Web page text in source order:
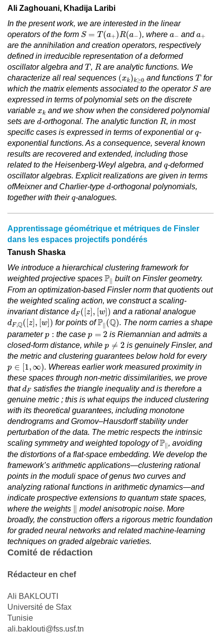
Ali Zaghouani, Khadija Laribi
In the present work, we are interested in the linear
operators of the form S = T(a+)R(a−)
S (a+ R( a− , where a−
a anda+
a +
are the annihilation and creation operators, respectively
defined in irreducible representation of a deformed
oscillator algebra andT
T, R
R are analytic functions. We
characterize all real sequences (xk)k≥0
( ) and functions T
Tfor
which the matrix elements associated to the operator S
Sare
expressed in terms of polynomial sets on the discrete
variable xk
xk and we show when the considered polynomial
sets are d
d-orthogonal. The analytic function R
R, in most
specific cases is expressed in terms of exponential orq
q-
exponential functions. As a consequence, several known
results are recovered and extended, including those
related to the Heisenberg-Weyl algebra, andq
q-deformed
oscillator algebras. Explicit realizations are given in terms
ofMeixner and Charlier-type d
d-orthogonal polynomials,
together with theirq
q-analogues.
Apprentissage géométrique et métriques de Finsler
dans les espaces projectifs pondérés
Tanush Shaska
We introduce a hierarchical clustering framework for
weighted projective spaces P
ℙ built on Finsler geometry.
From an optimization-based Finsler norm that quotients out
the weighted scaling action, we construct a scaling-
invariant distance dF ( [z , [w )
dF ([z ] w ]) and a rational analogue
dF ,Q( [z , [w )
d ℚ([ z [ w]) for points ofP∥ (Q)
ℙ ∥(ℚ). The norm carries a shape
parameterp :
p the case p = 2
p=
is Riemannian and admits a
closed-form distance, while p ≠ 2
p 2
is genuinely Finsler, and
the metric and clustering guarantees below hold for every
p ∈ [1, ∞)
∈ 1,
. Whereas earlier work measured proximity in
these spaces through non-metric dissimilarities, we prove
thatdF
d
satisfies the triangle inequality and is therefore a
genuine metric ; this is what equips the induced clustering
with its theoretical guarantees, including monotone
dendrograms and Gromov–Hausdorff stability under
perturbation of the data. The metric respects the intrinsic
scaling symmetry and weighted topology ofP
ℙ , avoiding
the distortions of a flat-space embedding. We develop the
framework’s arithmetic applications—clustering rational
points in the moduli space of genus two curves and
analyzing rational functions in arithmetic dynamics—and
indicate prospective extensions to quantum state spaces,
where the weights ∥ model anisotropic noise. More
broadly, the construction offers a rigorous metric foundation
for graded neural networks and related machine-learning
techniques on graded algebraic varieties.
Comité de rédaction
Rédacteur en chef
Ali BAKLOUTI
Université de Sfax
Tunisie
ali.baklouti@fss.usf.tn